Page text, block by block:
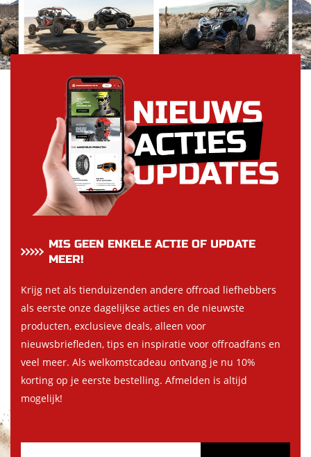
MIS GEEN ENKELE ACTIE OF UPDATE
MEER!
Krijg net als tienduizenden andere offroad liefhebbers
als eerste onze dagelijkse acties en de nieuwste
producten, exclusieve deals, alleen voor
nieuwsbriefleden, tips en inspiratie voor offroadfans en
veel meer. Als welkomstcadeau ontvang je nu 10%
korting op je eerste bestelling. Afmelden is altijd
mogelijk!